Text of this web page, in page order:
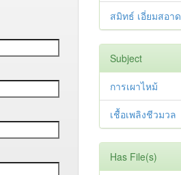
สมิทธ์ เอี่ยมสอาด
Subject
การเผาไหม้
เชื้อเพลิงชีวมวล
Has File(s)